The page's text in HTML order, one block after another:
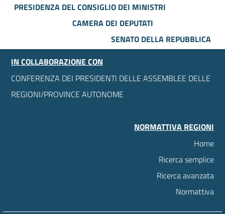
PRESIDENZA DEL CONSIGLIO DEI MINISTRI
CAMERA DEI DEPUTATI
SENATO DELLA REPUBBLICA
IN COLLABORAZIONE CON
CONFERENZA DEI PRESIDENTI DELLE ASSEMBLEE DELLE
REGIONI/PROVINCE AUTONOME
NORMATTIVA REGIONI
Home
Ricerca semplice
Ricerca avanzata
Normattiva